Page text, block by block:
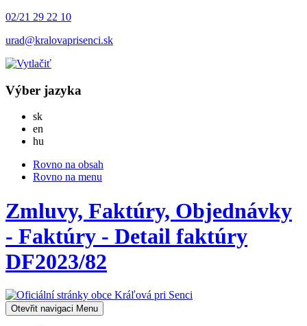
02/21 29 22 10
urad@kralovaprisenci.sk
Výber jazyka
skSlovensky
en
hu
Rovno na obsah
Rovno na menu
Zmluvy, Faktúry, Objednávky
- Faktúry - Detail faktúry
DF2023/82
Otevřit navigaci Menu